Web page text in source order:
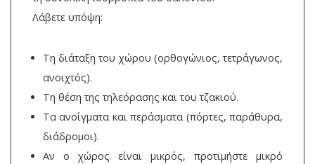
Λάβετε υπόψη:
Τη διάταξη του χώρου (ορθογώνιος, τετράγωνος,
ανοιχτός).
Τη θέση της τηλεόρασης και του τζακιού.
Τα ανοίγματα και περάσματα (πόρτες, παράθυρα,
διάδρομοι).
Αν ο χώρος είναι μικρός, προτιμήστε μικρό